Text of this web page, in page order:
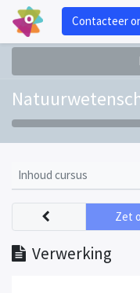
Contacteer
Inhoud cursus
Verwerking
Zet